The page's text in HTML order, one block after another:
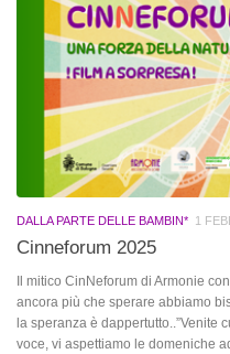
DALLA PARTE DELLE BAMBIN* 1
Cinneforum 2025
Il mitico CinNeforum di Armonie
ancora più che sperare abbiamo
la speranza è dappertutto..”Venite
voce, vi aspettiamo le domeniche